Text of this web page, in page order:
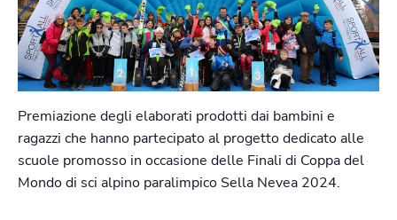
Premiazione degli elaborati prodotti dai bambini e
ragazzi che hanno partecipato al progetto dedicato alle
scuole promosso in occasione delle Finali di Coppa del
Mondo di sci alpino paralimpico Sella Nevea 2024.